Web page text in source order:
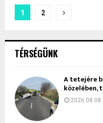
Bejegyzések
1 2
TÉRSÉGÜNK
A tetejére
közelében,
2026.08.08.